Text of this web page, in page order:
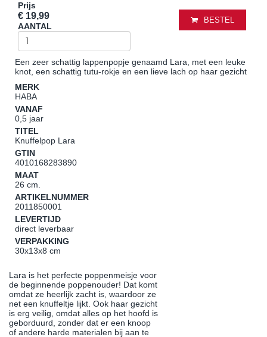
Prijs
€ 19,99
AANTAL
BESTEL
Een zeer schattig lappenpopje genaamd Lara, met een leuke
knot, een schattig tutu-rokje en een lieve lach op haar gezicht
MERK
HABA
VANAF
0,5 jaar
TITEL
Knuffelpop Lara
GTIN
4010168283890
MAAT
26 cm.
ARTIKELNUMMER
2011850001
LEVERTIJD
direct leverbaar
VERPAKKING
30x13x8 cm
Lara is het perfecte poppenmeisje voor
de beginnende poppenouder! Dat komt
omdat ze heerlijk zacht is, waardoor ze
net een knuffeltje lijkt. Ook haar gezicht
is erg veilig, omdat alles op het hoofd is
geborduurd, zonder dat er een knoop
of andere harde materialen bij aan te